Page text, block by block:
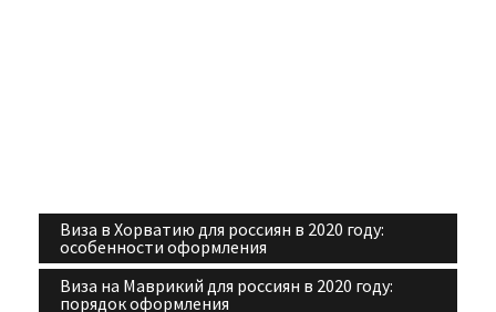
Навигация
по
Виза в Хорватию для россиян в 2020 году:
особенности оформления
Виза на Маврикий для россиян в 2020 году:
порядок оформления